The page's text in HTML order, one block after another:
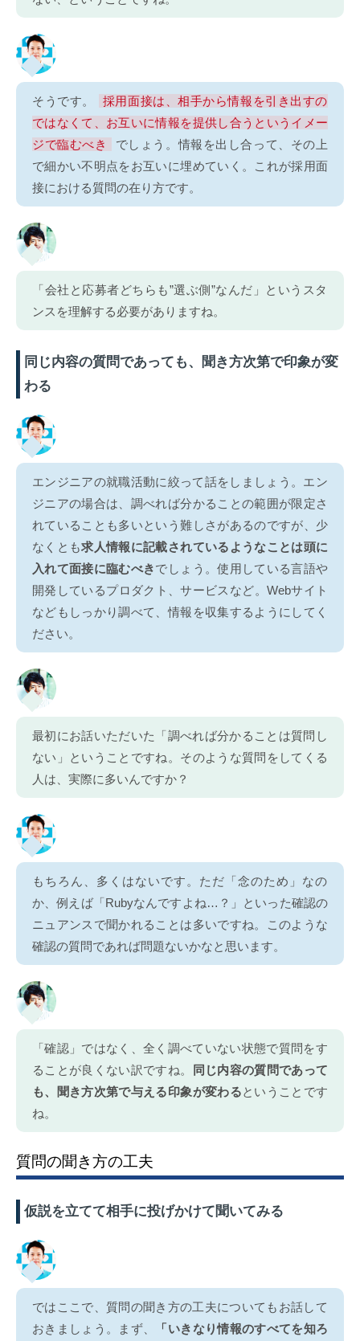
そうです。
採用面接は、相手から情報を引き出すの
ではなくて、お互いに情報を提供し合うというイメー
ジで臨むべき
でしょう。情報を出し合って、その上
で細かい不明点をお互いに埋めていく。これが採用面
接における質問の在り方です。
「会社と応募者どちらも”選ぶ側”なんだ」というスタ
ンスを理解する必要がありますね。
同じ内容の質問であっても、聞き方次第で印象が変
わる
エンジニアの就職活動に絞って話をしましょう。エン
ジニアの場合は、調べれば分かることの範囲が限定さ
れていることも多いという難しさがあるのですが、少
なくとも求人情報に記載されているようなことは頭に
入れて面接に臨むべきでしょう。使用している言語や
開発しているプロダクト、サービスなど。Webサイト
などもしっかり調べて、情報を収集するようにしてく
ださい。
最初にお話いただいた「調べれば分かることは質問し
ない」ということですね。そのような質問をしてくる
人は、実際に多いんですか？
もちろん、多くはないです。ただ「念のため」なの
か、例えば「Rubyなんですよね…？」といった確認の
ニュアンスで聞かれることは多いですね。このような
確認の質問であれば問題ないかなと思います。
「確認」ではなく、全く調べていない状態で質問をす
ることが良くない訳ですね。
同じ内容の質問であって
も、聞き方次第で与える印象が変わるということです
ね。
質問の聞き方の工夫
仮説を立てて相手に投げかけて聞いてみる
ではここで、質問の聞き方の工夫についてもお話して
おきましょう。まず、
「いきなり情報のすべてを知ろ